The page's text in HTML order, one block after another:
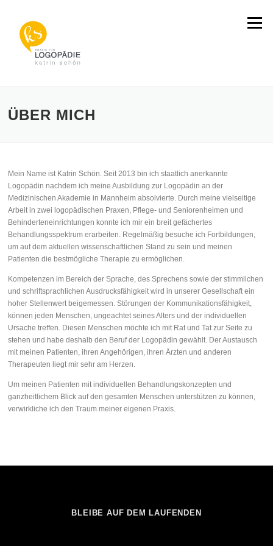
Menü
ÜBER MICH
Mein Name ist Katrin Schön. Seit 2013 bin ich staatlich anerkannte
Logopädin nachdem ich meine Ausbildung zur Logopädin an der
Medizinischen Akademie in Mannheim absolvierte. Durch meine vielseitige
Arbeit in zwei logopädischen Praxen, Pflege- und Seniorenheimen und
Behinderteneinrichtungen konnte ich mir ein breit gefächertes
Behandlungsspektrum erarbeiten. Regelmäßig besuche ich Fortbildungen,
um auf dem aktuellen wissenschaftlichen Stand zu sein und meinen
Patienten die bestmögliche Therapie zu ermöglichen.
Kompetenzen im Bereich der Sprache, des Sprechens sowie der stimmlichen
und schriftsprachlichen Ausdrucksfähigkeit wird in unserer Gesellschaft ein
hoher Stellenwert beigemessen. Störungen der Kommunikationsfähigkeit,
können jeden Menschen, ungeachtet seines Alters und der individuellen
Ursache treffen. Diesen Menschen möchte ich mit Rat und Tat zur Seite zu
stehen und habe deshalb den Beruf der Logopädin gewählt. Der Austausch
mit meinen Patienten, ihren Angehörigen, ihren Ärzten und anderen
Therapeuten liegt mir sehr am Herzen.
Um meinen Patienten mit individuellen Behandlungskonzepten und
ganzheitlichem Blick auf den gesamten Menschen unterstützen zu können,
verwirkliche ich den Traum meiner eigenen Praxis.
BLEIBE AUF DEM LAUFENDEN